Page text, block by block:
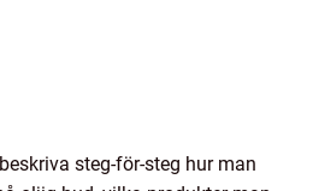
steg-för-steg hur man